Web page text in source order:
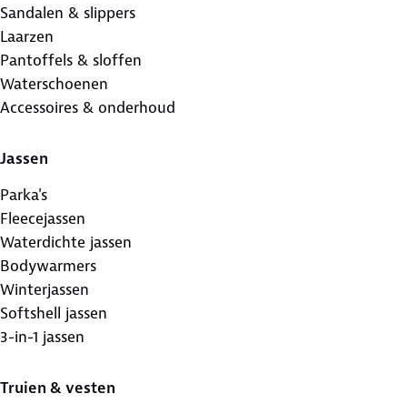
Sandalen & slippers
Laarzen
Pantoffels & sloffen
Waterschoenen
Accessoires & onderhoud
Jassen
Parka's
Fleecejassen
Waterdichte jassen
Bodywarmers
Winterjassen
Softshell jassen
3-in-1 jassen
Truien & vesten